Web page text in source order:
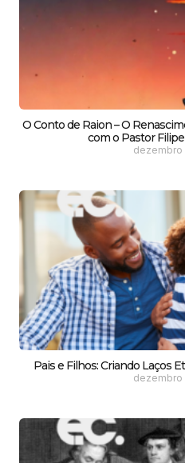
O Conto de Raion – O
com o Pastor
dezembro
Pais e Filhos: Criando Laços
dezembro